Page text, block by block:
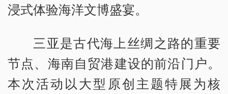
浸式体验海洋文博盛宴。
三亚是古代海上丝绸之路的重要
节点、海南自贸港建设的前沿门户。
本次活动以大型原创主题特展为核